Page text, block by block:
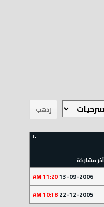
آخر مشاركة
13-09-2006
11:20 AM
22-12-2005
10:18 AM